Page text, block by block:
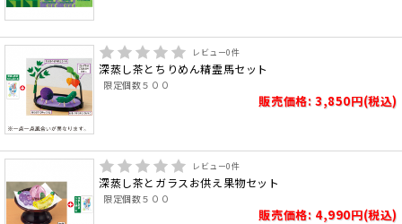
レビュー0件
深蒸し茶とちりめん精霊馬セット
限定個数５００
販売価格: 3,850円(税込)
レビュー0件
深蒸し茶とガラスお供え果物セット
限定個数５００
販売価格: 4,990円(税込)